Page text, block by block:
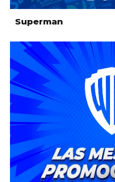
Superman